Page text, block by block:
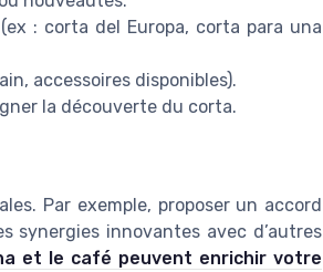
: corta del Europa, corta para una
accessoires disponibles).
la découverte du corta.
Par exemple, proposer un accord
synergies innovantes avec d’autres
et le café peuvent enrichir votre